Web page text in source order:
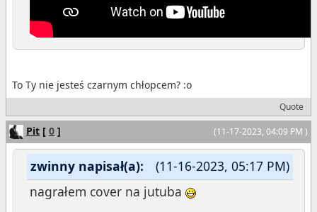
To Ty nie jesteś czarnym chłopcem? :o
Quote
(11-17-2023, 04:09 PM )
Pit [ 0 ]
(11-16-2023, 05:17 PM)
zwinny napisał(a):
nagrałem cover na jutuba